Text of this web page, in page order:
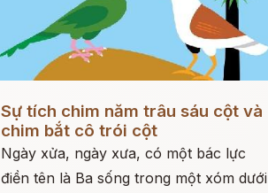
Sự tích chim năm trâu sáu cột và
chim bắt cô trói cột
Ngày xửa, ngày xưa, có một bác lực
điền tên là Ba sống trong một xóm dưới